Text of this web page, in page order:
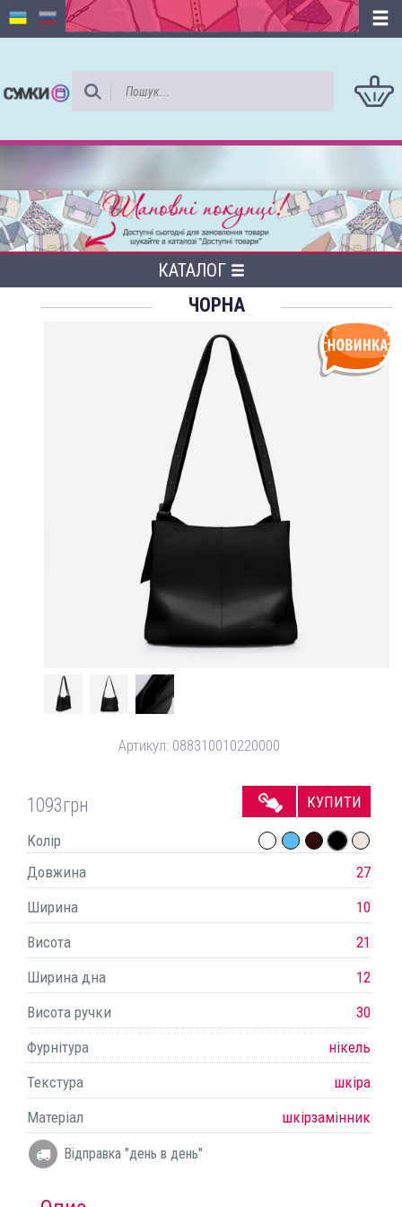
КАТАЛОГ
ЧОРНА
Артикул: 088310010220000
1093грн КУПИТИ
Колір
Довжина
27
Ширина
10
Висота
21
Ширина дна
12
Висота ручки
30
Фурнітура
нікель
Текстура
шкіра
Матеріал
шкірзамінник
Відправка "день в день"